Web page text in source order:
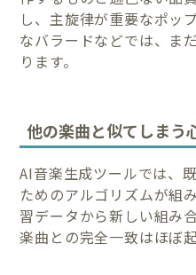
し、主旋律が重要なポッ
なバラードなどでは、ま
ります。
他の楽曲と似てしまう
AI音楽生成ツールでは、
ためのアルゴリズムが組
習データから新しい組み
楽曲との完全一致はほぼ